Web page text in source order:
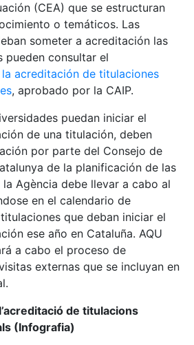
(CEA) que se estructuran
o temáticos. Las
someter a acreditación las
pueden consultar el
acreditación de titulaciones
, aprobado por la CAIP.
puedan iniciar el
de una titulación, deben
por parte del Consejo de
de la planificación de las
Agència debe llevar a cabo al
en el calendario de
que deban iniciar el
ese año en Cataluña. AQU
a cabo el proceso de
externas que se incluyan en
de titulacions
(Infografia)